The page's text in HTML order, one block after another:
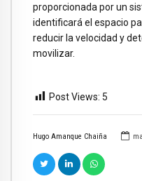
Hugo Amanque Chaiña
proporcionada por un
identificará el espacio
reducir la velocidad y
movilizar.
Post Views: 5